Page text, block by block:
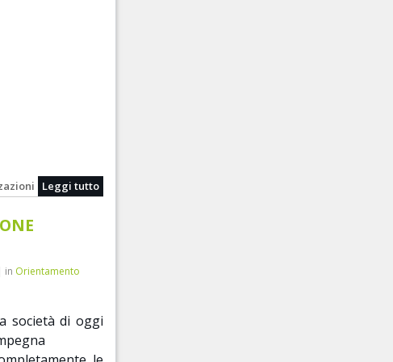
, per le
Leggi tutto
in Orientamento
società di oggi